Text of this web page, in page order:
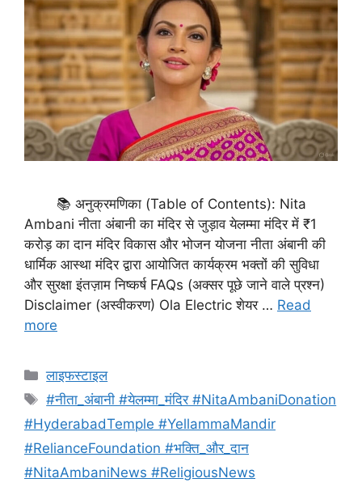
📚 अनुक्रमणिका (Table of Contents): Nita
Ambani नीता अंबानी का मंदिर से जुड़ाव येलम्मा मंदिर में ₹1
करोड़ का दान मंदिर विकास और भोजन योजना नीता अंबानी की
धार्मिक आस्था मंदिर द्वारा आयोजित कार्यक्रम भक्तों की सुविधा
और सुरक्षा इंतज़ाम निष्कर्ष FAQs (अक्सर पूछे जाने वाले प्रश्न)
Disclaimer (अस्वीकरण) Ola Electric शेयर … Read
more
Categories
लाइफस्टाइल
Tags
#नीता_अंबानी #येलम्मा_मंदिर #NitaAmbaniDonation
#HyderabadTemple #YellammaMandir
#RelianceFoundation #भक्ति_और_दान
#NitaAmbaniNews #ReligiousNews